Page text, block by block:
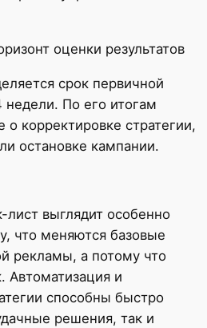
оценки результатов
срок первичной
По его итогам
корректировке стратегии,
остановке кампании.
лист выглядит особенно
что меняются базовые
рекламы, а потому что
Автоматизация и
способны быстро
решения, так и